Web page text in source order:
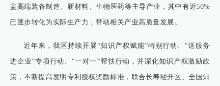
盖高端装备制造、新材料、生物医药等主导产业，其中有近50%
已逐步转化为实际生产力，带动相关产业高质量发展。
近年来，我区持续开展“知识产权赋能”特别行动、“送服务
进企业”专项行动、“一对一”帮扶行动，并深化知识产权激励政
策，不断提高发明专利授权奖励标准，联合长寿经开区、全国知